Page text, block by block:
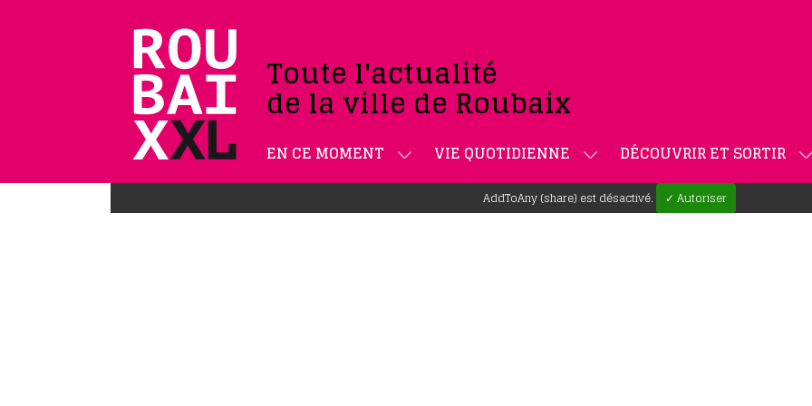
Toute l'actualité
de la ville de Roubaix
EN CE MOMENT VIE QUOTIDIENNE DÉCOUVRIR ET SORTIR
AddToAny (share) est désactivé. ✓ Autoriser